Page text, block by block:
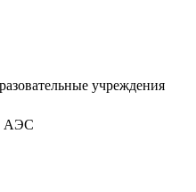
учреждения
АЭС